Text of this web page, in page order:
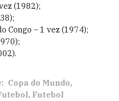
(1982);
Congo – 1 vez (1974);
Copa do Mundo
Futebol